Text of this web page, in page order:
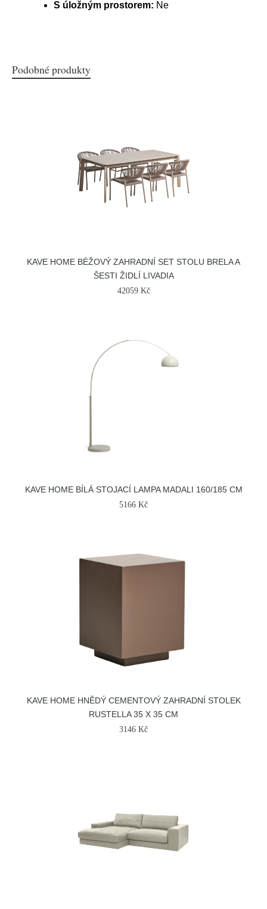
S úložným prostorem: Ne
Podobné produkty
KAVE HOME BÉŽOVÝ ZAHRADNÍ SET STOLU BRELA A
ŠESTI ŽIDLÍ LIVADIA
42059 Kč
KAVE HOME BÍLÁ STOJACÍ LAMPA MADALI 160/185 CM
5166 Kč
KAVE HOME HNĚDÝ CEMENTOVÝ ZAHRADNÍ STOLEK
RUSTELLA 35 X 35 CM
3146 Kč